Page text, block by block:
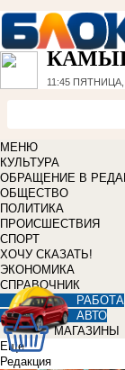
11:45 ПЯТНИЦА,
МЕНЮ
КУЛЬТУРА
ОБРАЩЕНИЕ В
ОБЩЕСТВО
ПОЛИТИКА
ПРОИСШЕСТВИЯ
СПОРТ
ХОЧУ СКАЗАТЬ!
ЭКОНОМИКА
СПРАВОЧНИК
РАБОТА
АВТО
МАГАЗИНЫ
Еще
Редакция